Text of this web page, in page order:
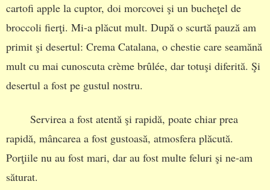
cartofi apple la cuptor, doi morcovei şi un bucheţel de
broccoli fierţi. Mi-a plăcut mult. După o scurtă pauză am
primit şi desertul: Crema Catalana, o chestie care seamănă
mult cu mai cunoscuta crème brûlée, dar totuşi diferită. Şi
desertul a fost pe gustul nostru.
Servirea a fost atentă şi rapidă, poate chiar prea
rapidă, mâncarea a fost gustoasă, atmosfera plăcută.
Porţiile nu au fost mari, dar au fost multe feluri şi ne-am
săturat.